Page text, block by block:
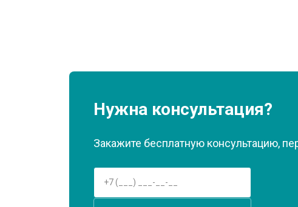
Нужна консультация?
Закажите бесплатную консультацию,